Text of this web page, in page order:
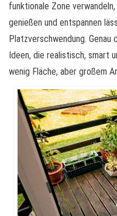
funktionale Zone
genießen und entspannen
Platzverschwendung. Genau
Ideen, die realistisch, smart
wenig Fläche, aber großem